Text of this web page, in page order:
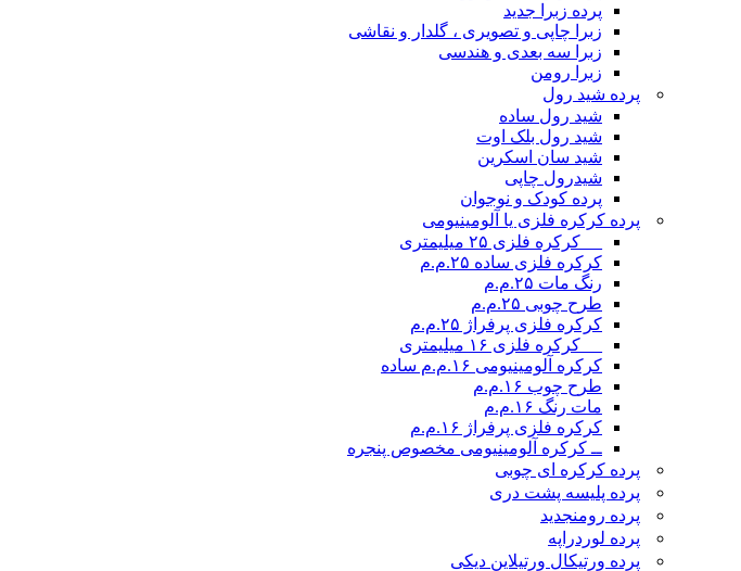
پرده زبرا جدید
زبرا چاپی و تصویری ، گلدار و نقاشی
زبرا سه بعدی و هندسی
زبرا رومن
پرده شید رول
شید رول ساده
شید رول بلک اوت
شید سان اسکرین
شیدرول چاپی
پرده کودک و نوجوان
پرده کرکره فلزی یا آلومینیومی
__ کرکره فلزی ۲۵ میلیمتری
کرکره فلزی ساده ۲۵.م.م
رنگ مات ۲۵.م.م
طرح چوبی ۲۵.م.م
کرکره فلزی پرفراژ ۲۵.م.م
__ کرکره فلزی ۱۶ میلیمتری
کرکره آلومینیومی ۱۶.م.م ساده
طرح چوب ۱۶.م.م
مات رنگ ۱۶.م.م
کرکره فلزی پرفراژ ۱۶.م.م
ــ کرکره آلومینیومی مخصوص پنجره
پرده کرکره ای چوبی
پرده پلیسه پشت دری
پرده رومنجدید
پرده لوردراپه
پرده ورتیکال ورتیلاین دیکی